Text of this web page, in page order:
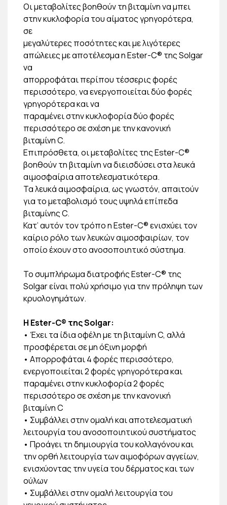
Οι μεταβολίτες βοηθούν τη βιταμίνη να μπει
στην κυκλοφορία του αίματος γρηγορότερα,
σε
μεγαλύτερες ποσότητες και με λιγότερες
απώλειες με αποτέλεσμα η Ester-C® της Solgar
να
απορροφάται περίπου τέσσερις φορές
περισσότερο, να ενεργοποιείται δύο φορές
γρηγορότερα και να
παραμένει στην κυκλοφορία δύο φορές
περισσότερο σε σχέση με την κανονική
βιταμίνη C.
Επιπρόσθετα, οι μεταβολίτες της Ester-C®
βοηθούν τη βιταμίνη να διεισδύσει στα λευκά
αιμοσφαίρια αποτελεσματικότερα.
Τα λευκά αιμοσφαίρια, ως γνωστόν, απαιτούν
για το μεταβολισμό τους υψηλά επίπεδα
βιταμίνης C.
Κατ’ αυτόν τον τρόπο η Ester-C® ενισχύει τον
καίριο ρόλο των λευκών αιμοσφαιρίων, τον
οποίο έχουν στο ανοσοποιητικό σύστημα.
Το συμπλήρωμα διατροφής Ester-C® της
Solgar είναι πολύ χρήσιμο για την πρόληψη των
κρυολογημάτων.
H Ester-C® της Solgar:
• Έχει τα ίδια οφέλη με τη βιταμίνη C, αλλά
προσφέρεται σε μη όξινη μορφή
• Απορροφάται 4 φορές περισσότερο,
ενεργοποιείται 2 φορές γρηγορότερα και
παραμένει στην κυκλοφορία 2 φορές
περισσότερο σε σχέση με την κανονική
βιταμίνη C
• Συμβάλλει στην ομαλή και αποτελεσματική
λειτουργία του ανοσοποιητικού συστήματος
• Προάγει τη δημιουργία του κολλαγόνου και
την ορθή λειτουργία των αιμοφόρων αγγείων,
ενισχύοντας την υγεία του δέρματος και των
ούλων
• Συμβάλλει στην ομαλή λειτουργία του